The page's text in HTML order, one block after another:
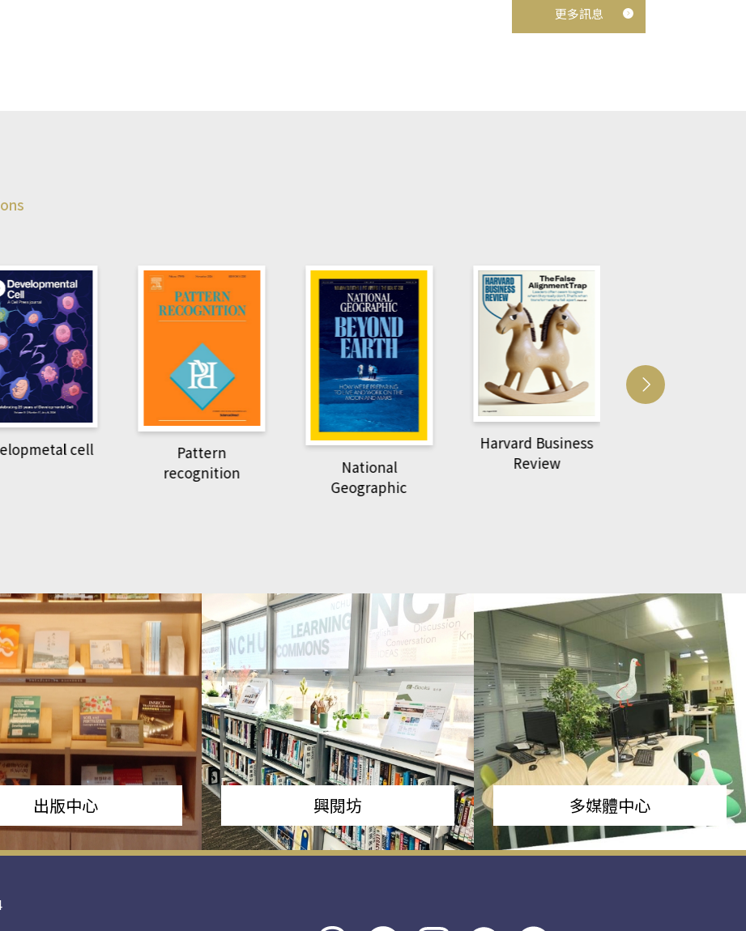
更多訊息
Pattern
National
Geographic
Harvard Business
Review
萌動力一頁漫畫學生
出版中心 興閱坊 多媒體中心